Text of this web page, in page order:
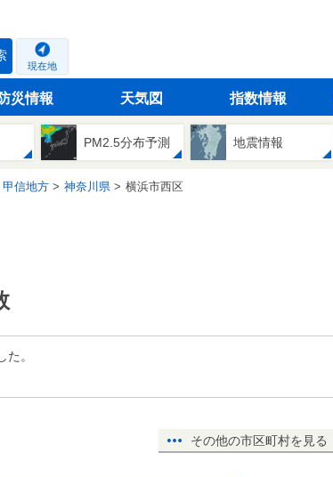
現在地
防災情報 天気図 指数情報
PM2.5分布予測 地震情報
甲信地方 神奈川県 横浜市西区
。
その他の市区町村を見る